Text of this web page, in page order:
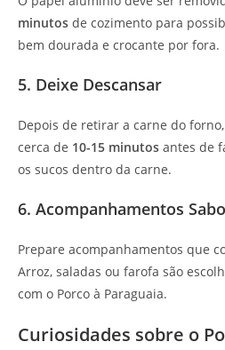
minutos de cozimento para
bem dourada e crocante por fora.
5. Deixe Descansar
Depois de retirar a carne do
cerca de 10-15 minutos antes de
os sucos dentro da carne.
6. Acompanhamentos
Prepare acompanhamentos que
Arroz, saladas ou farofa são
com o Porco à Paraguaia.
Curiosidades sobre o